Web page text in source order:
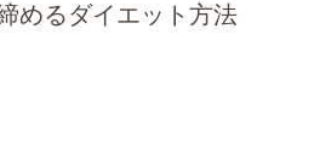
めるダイエット方法